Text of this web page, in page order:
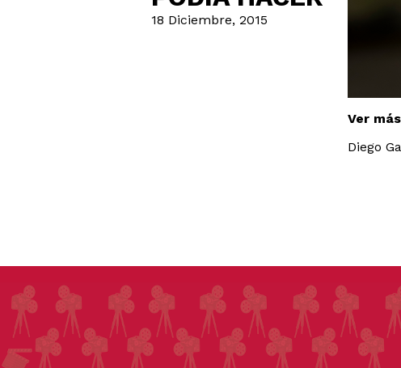
18 Diciembre, 2015
Ver
Diego